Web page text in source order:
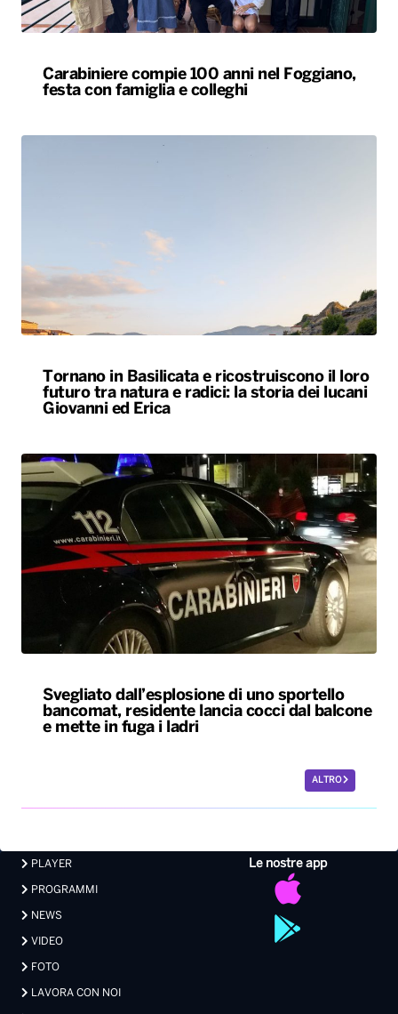
Carabiniere compie 100 anni nel Foggiano,
festa con famiglia e colleghi
Tornano in Basilicata e ricostruiscono il loro
futuro tra natura e radici: la storia dei lucani
Giovanni ed Erica
Svegliato dall’esplosione di uno sportello
bancomat, residente lancia cocci dal balcone
e mette in fuga i ladri
ALTRO
Le nostre app
PLAYER
PROGRAMMI
NEWS
VIDEO
FOTO
LAVORA CON NOI